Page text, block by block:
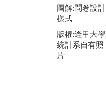
圖解:問卷設計
樣式
版權:逢甲大學
統計系自有照
片